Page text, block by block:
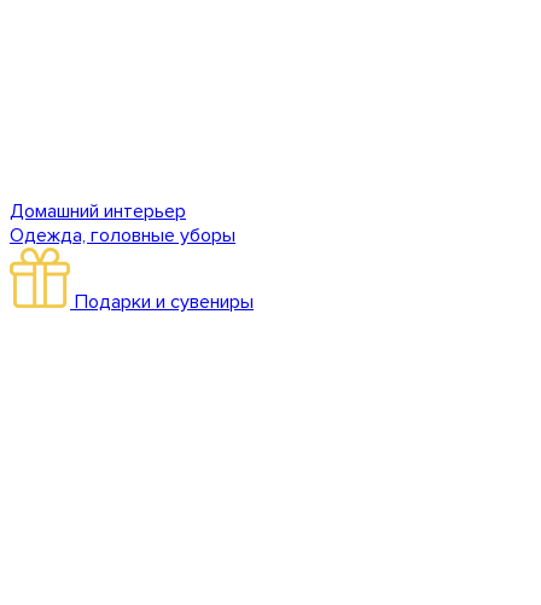
Домашний интерьер
Одежда, головные уборы
Подарки и сувениры